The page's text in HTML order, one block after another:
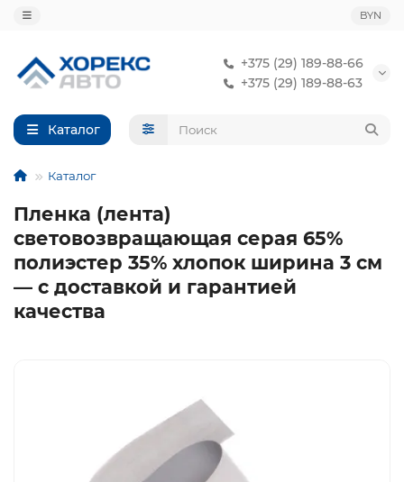
BYN
+375 (29) 189-88-66
+375 (29) 189-88-63
Каталог
Каталог
Пленка (лента)
световозвращающая серая 65%
полиэстер 35% хлопок ширина 3 см
— с доставкой и гарантией
качества